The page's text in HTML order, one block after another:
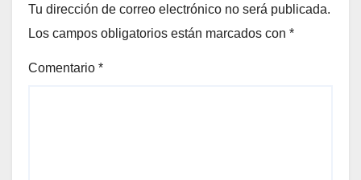
Tu dirección de correo electrónico no será publicada.
Los campos obligatorios están marcados con *
Comentario *